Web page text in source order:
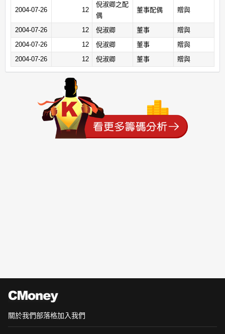
2004-07-26 12
倪淑卿之配
偶
董事配偶 贈與
2004-07-26 12 倪淑卿 董事
贈與
2004-07-26
12 倪淑卿 董事
贈與
2004-07-26
12 倪淑卿 董事 贈與
關於我們部落格加入我們